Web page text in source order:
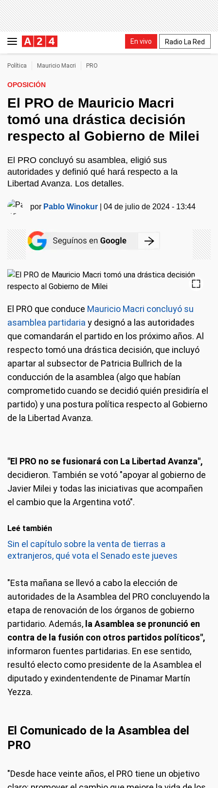
En vivo Radio La Red
Política Mauricio Macri PRO
OPOSICIÓN
El PRO de Mauricio Macri
tomó una drástica decisión
respecto al Gobierno de Milei
El PRO concluyó su asamblea, eligió sus
autoridades y definió qué hará respecto a la
Libertad Avanza. Los detalles.
por Pablo Winokur |04 de julio de 2024 - 13:44
El PRO que conduce Mauricio Macri concluyó su
asamblea partidaria y designó a las autoridades
que comandarán el partido en los próximo años. Al
respecto tomó una drástica decisión, que incluyó
apartar al subsector de Patricia Bullrich de la
conducción de la asamblea (algo que habían
comprometido cuando se decidió quién presidiría el
partido) y una postura política respecto al Gobierno
de la Libertad Avanza.
"El PRO no se fusionará con La Libertad Avanza",
decidieron. También se votó "apoyar al gobierno de
Javier Milei y todas las iniciativas que acompañen
el cambio que la Argentina votó".
Leé también
Sin el capítulo sobre la venta de tierras a
extranjeros, qué vota el Senado este jueves
"Esta mañana se llevó a cabo la elección de
autoridades de la Asamblea del PRO concluyendo la
etapa de renovación de los órganos de gobierno
partidario. Además, la Asamblea se pronunció en
contra de la fusión con otros partidos políticos",
informaron fuentes partidarias. En ese sentido,
resultó electo como presidente de la Asamblea el
diputado y exindentendente de Pinamar Martín
Yezza.
El Comunicado de la Asamblea del
PRO
"Desde hace veinte años, el PRO tiene un objetivo